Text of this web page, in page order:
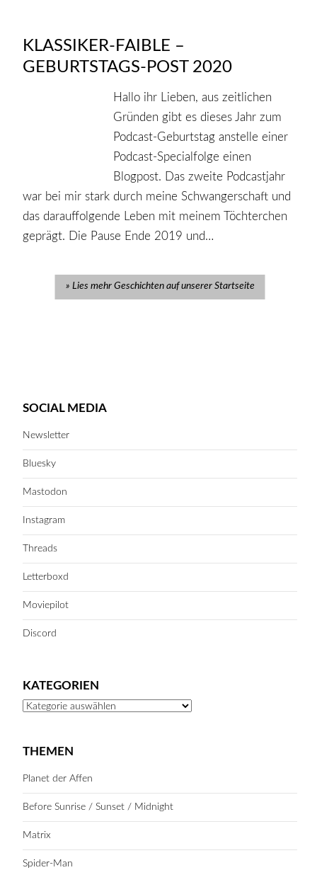
KLASSIKER-FAIBLE –
GEBURTSTAGS-POST 2020
Hallo ihr Lieben, aus zeitlichen
Gründen gibt es dieses Jahr zum
Podcast-Geburtstag anstelle einer
Podcast-Specialfolge einen
Blogpost. Das zweite Podcastjahr
war bei mir stark durch meine Schwangerschaft und
das darauffolgende Leben mit meinem Töchterchen
geprägt. Die Pause Ende 2019 und…
Lies mehr Geschichten auf unserer Startseite
SOCIAL MEDIA
Newsletter
Bluesky
Mastodon
Instagram
Threads
Letterboxd
Moviepilot
Discord
KATEGORIEN
Kategorien
THEMEN
Planet der Affen
Before Sunrise / Sunset / Midnight
Matrix
Spider-Man